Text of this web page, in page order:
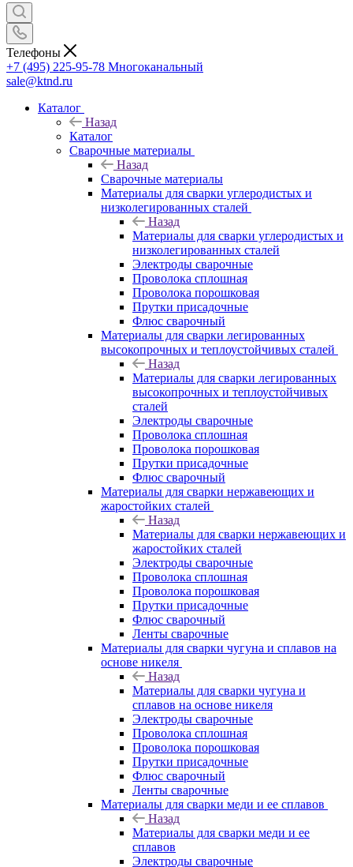
Телефоны
+7 (495) 225-95-78 Многоканальный
sale@ktnd.ru
Каталог
Назад
Каталог
Сварочные материалы
Назад
Сварочные материалы
Материалы для сварки углеродистых и
низколегированных сталей
Назад
Материалы для сварки углеродистых и
низколегированных сталей
Электроды сварочные
Проволока сплошная
Проволока порошковая
Прутки присадочные
Флюс сварочный
Материалы для сварки легированных
высокопрочных и теплоустойчивых сталей
Назад
Материалы для сварки легированных
высокопрочных и теплоустойчивых
сталей
Электроды сварочные
Проволока сплошная
Проволока порошковая
Прутки присадочные
Флюс сварочный
Материалы для сварки нержавеющих и
жаростойких сталей
Назад
Материалы для сварки нержавеющих и
жаростойких сталей
Электроды сварочные
Проволока сплошная
Проволока порошковая
Прутки присадочные
Флюс сварочный
Ленты сварочные
Материалы для сварки чугуна и сплавов на
основе никеля
Назад
Материалы для сварки чугуна и
сплавов на основе никеля
Электроды сварочные
Проволока сплошная
Проволока порошковая
Прутки присадочные
Флюс сварочный
Ленты сварочные
Материалы для сварки меди и ее сплавов
Назад
Материалы для сварки меди и ее
сплавов
Электроды сварочные